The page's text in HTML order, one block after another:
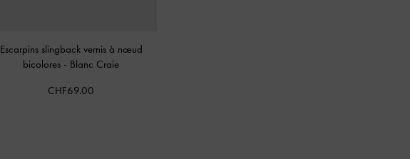
Escarpins slingback vernis à nœud
bicolores - Blanc Craie
CHF69.00